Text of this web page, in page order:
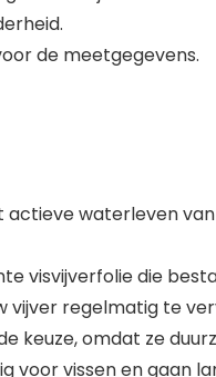
de meetgegevens.
waterleven
visvijverfolie die
vijver regelmatig te
keuze, omdat ze
voor vissen en gaan